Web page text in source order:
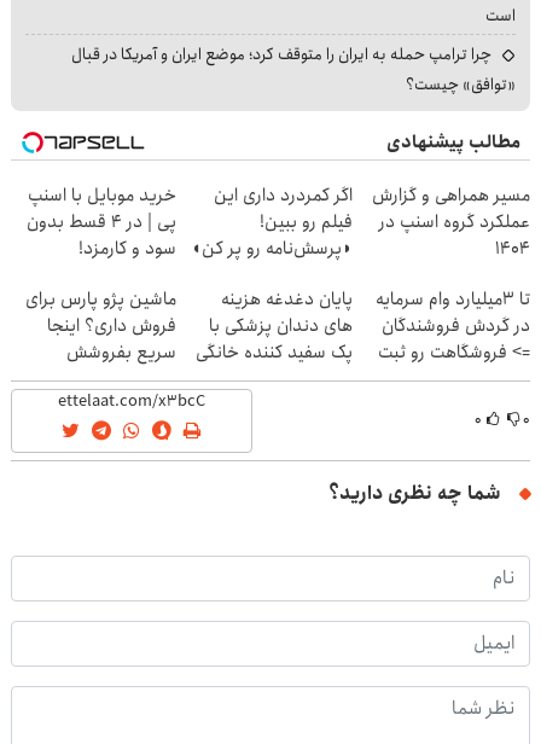
است
چرا ترامپ حمله به ایران را متوقف کرد؛ موضع ایران و آمریکا در قبال
«توافق» چیست؟
مطالب پیشنهادی
مسیر همراهی و گزارش
عملکرد گروه اسنپ در
۱۴۰۴
اگر کمردرد داری این
فیلم رو ببین!
◗پرسش‌نامه رو پر کن◖
خرید موبایل با اسنپ
پی | در ۴ قسط بدون
سود و کارمزد!
تا 3میلیارد وام سرمایه
در گردش فروشندگان
=> فروشگاهت رو ثبت
کن
پایان دغدغه هزینه
های دندان پزشکی با
پک سفید کننده خانگی
ماشین پژو پارس برای
فروش داری؟ اینجا
سریع بفروشش
۰ ۰
شما چه نظری دارید؟